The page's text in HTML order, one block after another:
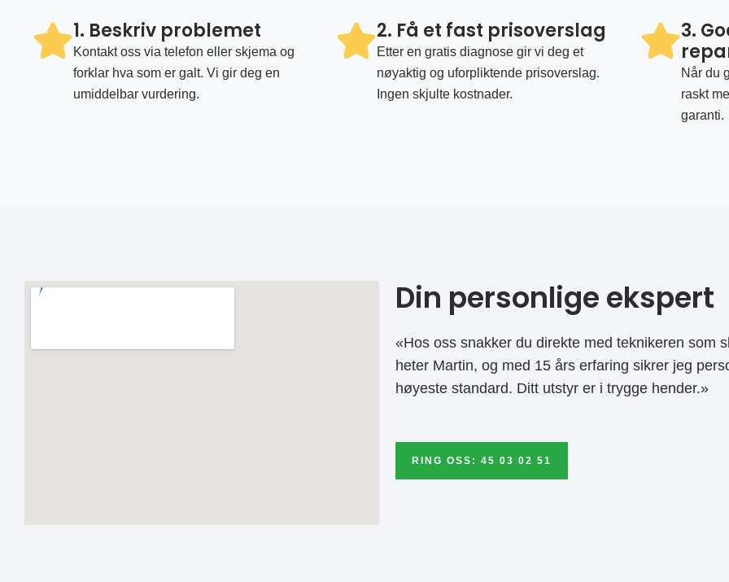
1. Beskriv problemet
Kontakt oss via telefon eller skjema og
forklar hva som er galt. Vi gir deg en
umiddelbar vurdering.
2. Få et fast prisoverslag
Etter en gratis diagnose gir vi deg et
nøyaktig og uforpliktende prisoverslag.
Ingen skjulte kostnader.
3.
Når du
raskt
garanti.
Din personlige ekspert
«Hos oss snakker du direkte med teknikeren som
heter Martin, og med 15 års erfaring sikrer jeg
høyeste standard. Ditt utstyr er i trygge hender.»
RING OSS: 45 03 02 51